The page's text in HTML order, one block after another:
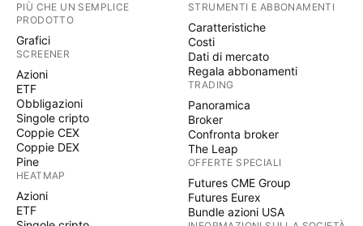
PIÙ CHE UN SEMPLICE
PRODOTTO
Grafici
SCREENER
Azioni
ETF
Obbligazioni
Singole cripto
Coppie CEX
Coppie DEX
Pine
HEATMAP
Azioni
ETF
STRUMENTI E ABBONAMENTI
Caratteristiche
Costi
Dati di mercato
Regala abbonamenti
TRADING
Panoramica
Broker
Confronta broker
The Leap
OFFERTE SPECIALI
Futures CME Group
Futures Eurex
Bundle azioni USA